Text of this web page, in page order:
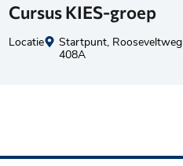
Cursus KIES-groep
Locatie
Startpunt, Rooseveltweg
408A
categorie: